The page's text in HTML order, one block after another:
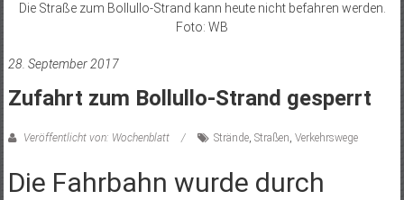
Die Straße zum Bollullo-Strand kann heute nicht befahren werden.
Foto: WB
28. September 2017
Zufahrt zum Bollullo-Strand gesperrt
Veröffentlicht von: Wochenblatt Strände, Straßen, Verkehrswege
Die Fahrbahn wurde durch